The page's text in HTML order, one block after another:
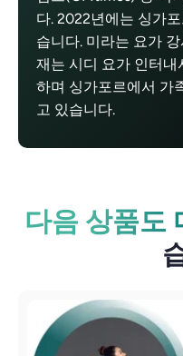
다. 2022년에는 싱가
습니다. 미라는 요가
재는 시디 요가 인터내
하며 싱가포르에서 가
고 있습니다.
다음 상품도